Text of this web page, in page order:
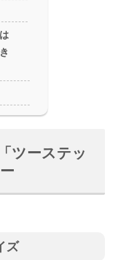
ツーステッ
ズ